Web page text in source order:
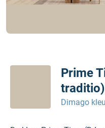
Prime
traditio)
Dimago